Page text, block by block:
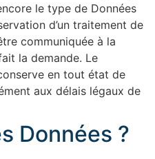
le type de Données
d’un traitement de
communiquée à la
la demande. Le
en tout état de
aux délais légaux de
Données ?